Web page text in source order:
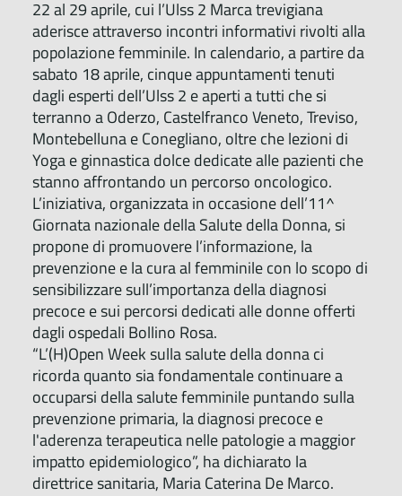
22 al 29 aprile, cui l’Ulss 2 Marca trevigiana
aderisce attraverso incontri informativi rivolti alla
popolazione femminile. In calendario, a partire da
sabato 18 aprile, cinque appuntamenti tenuti
dagli esperti dell’Ulss 2 e aperti a tutti che si
terranno a Oderzo, Castelfranco Veneto, Treviso,
Montebelluna e Conegliano, oltre che lezioni di
Yoga e ginnastica dolce dedicate alle pazienti che
stanno affrontando un percorso oncologico.
L’iniziativa, organizzata in occasione dell’11^
Giornata nazionale della Salute della Donna, si
propone di promuovere l’informazione, la
prevenzione e la cura al femminile con lo scopo di
sensibilizzare sull’importanza della diagnosi
precoce e sui percorsi dedicati alle donne offerti
dagli ospedali Bollino Rosa.
“L’(H)Open Week sulla salute della donna ci
ricorda quanto sia fondamentale continuare a
occuparsi della salute femminile puntando sulla
prevenzione primaria, la diagnosi precoce e
l'aderenza terapeutica nelle patologie a maggior
impatto epidemiologico”, ha dichiarato la
direttrice sanitaria, Maria Caterina De Marco.